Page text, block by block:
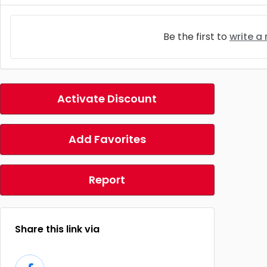
Be the first to write a
Activate Discount
Add Favorites
Report
Share this link via